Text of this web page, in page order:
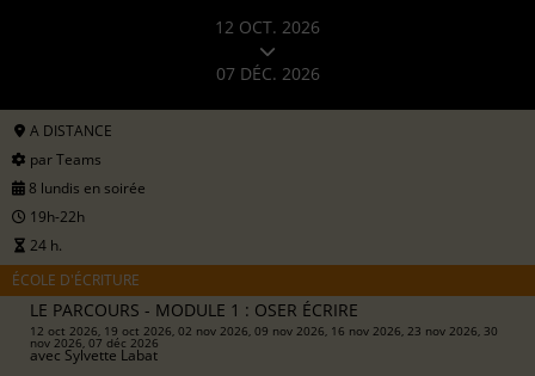
12 OCT. 2026
07 DÉC. 2026
A DISTANCE
par Teams
8 lundis en soirée
19h-22h
24 h.
ÉCOLE D'ÉCRITURE
LE PARCOURS - MODULE 1 : OSER ÉCRIRE
12 oct 2026, 19 oct 2026, 02 nov 2026, 09 nov 2026, 16 nov 2026, 23 nov 2026, 30
nov 2026, 07 déc 2026
avec Sylvette Labat